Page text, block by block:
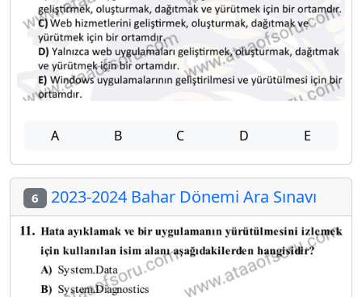
A B C D E
6 2023-2024 Bahar Dönemi Ara Sınavı